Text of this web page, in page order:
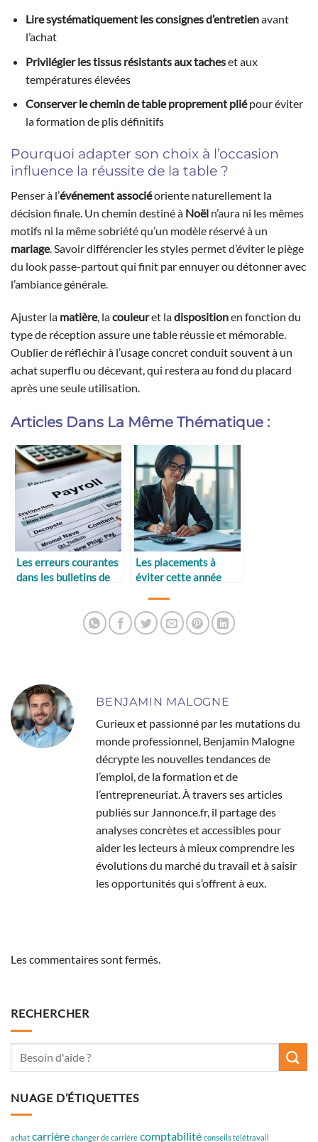
Lire systématiquement les consignes d’entretienavant
l’achat
Privilégier les tissus résistants aux tacheset aux
températures élevées
Conserver le chemin de table proprement pliépour éviter
la formation de plis définitifs
Pourquoi adapter son choix à l’occasion
influence la réussite de la table ?
Penser à l’événement associéoriente naturellement la
décision finale. Un chemin destiné à Noël n’aura ni les mêmes
motifs ni la même sobriété qu’un modèle réservé à un
mariage. Savoir différencier les styles permet d’éviter le piège
du look passe-partout qui finit par ennuyer ou détonner avec
l’ambiance générale.
Ajuster la matière, lacouleuret ladispositionen fonction du
type de réception assure une table réussie et mémorable.
Oublier de réfléchir à l’usage concret conduit souvent à un
achat superflu ou décevant, qui restera au fond du placard
après une seule utilisation.
Articles Dans La Même Thématique :
Les erreurs courantes
dans les bulletins de
Les placements à
éviter cette année
BENJAMIN MALOGNE
Curieux et passionné par les mutations du
monde professionnel, Benjamin Malogne
décrypte les nouvelles tendances de
l’emploi, de la formation et de
l’entrepreneuriat. À travers ses articles
publiés sur Jannonce.fr, il partage des
analyses concrètes et accessibles pour
aider les lecteurs à mieux comprendre les
évolutions du marché du travail et à saisir
les opportunités qui s’offrent à eux.
Les commentaires sont fermés.
RECHERCHER
NUAGE D’ÉTIQUETTES
achat carrière changer de carrière comptabilité conseils télétravail